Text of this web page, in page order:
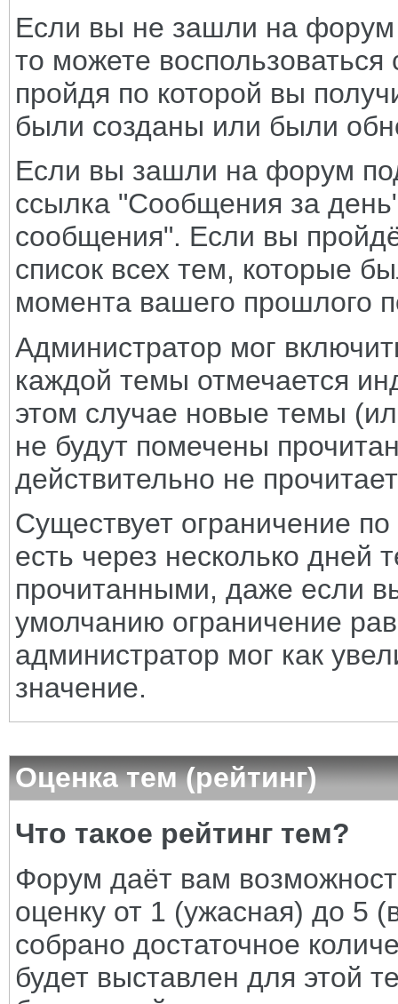
Если вы не зашли на
то можете
пройдя по которой вы
были созданы или были
Если вы зашли на форум
ссылка "Сообщения за
сообщения". Если вы
список всех тем, которые
момента вашего прошлого
Администратор мог
каждой темы отмечается
этом случае новые темы
не будут помечены
действительно не
Существует ограничение
есть через несколько дней
прочитанными, даже если
умолчанию ограничение
администратор мог как
значение.
Оценка тем (рейтинг)
Что такое рейтинг тем?
Форум даёт вам
оценку от 1 (ужасная) до 5
собрано достаточное
будет выставлен для этой